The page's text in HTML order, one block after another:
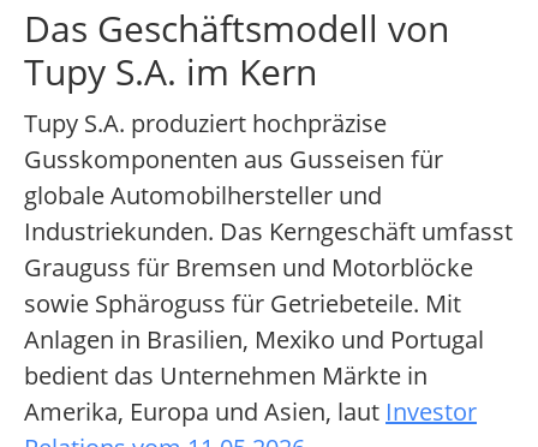
Das Geschäftsmodell von
Tupy S.A. im Kern
Tupy S.A. produziert hochpräzise
Gusskomponenten aus Gusseisen für
globale Automobilhersteller und
Industriekunden. Das Kerngeschäft umfasst
Grauguss für Bremsen und Motorblöcke
sowie Sphäroguss für Getriebeteile. Mit
Anlagen in Brasilien, Mexiko und Portugal
bedient das Unternehmen Märkte in
Amerika, Europa und Asien, laut Investor